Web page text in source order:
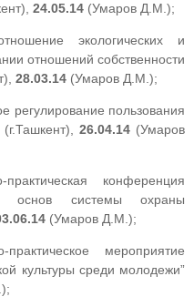
24.05.14 (Умаров Д.М.);
экологических и
отношений собственности
28.03.14 (Умаров Д.М.);
регулирование пользования
26.04.14(Умаров
конференция
основ системы охраны
(Умаров Д.М.);
мероприятие
культуры среди молодежи”